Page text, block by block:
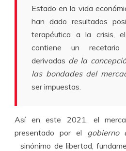
Estado en la vida
han dado resultados
terapéutica a la crisis,
contiene un recetario
derivadas de la
las bondades del
ser impuestas.
Así en este 2021, el
presentado por el gobierno
sinónimo de libertad,